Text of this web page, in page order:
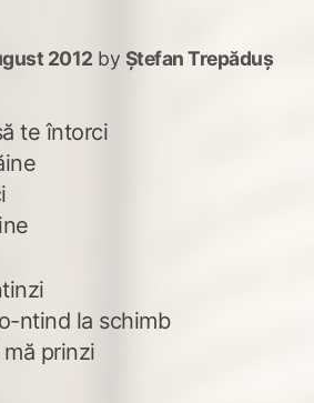
2012 by Ștefan Trepăduș
te întorci
ntind la schimb
prinzi